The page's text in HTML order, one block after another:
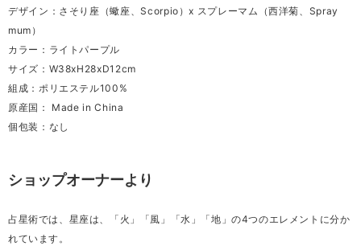
デザイン：さそり座（蠍座、Scorpio）x スプレーマム（西洋菊、Spray
mum）
カラー：ライトパープル
サイズ：W38xH28xD12cm
組成：ポリエステル100%
原産国： Made in China
個包装：なし
ショップオーナーより
占星術では、星座は、「火」「風」「水」「地」の4つのエレメントに分か
れています。